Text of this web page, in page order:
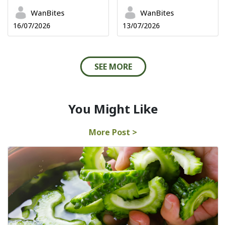
WanBites
16/07/2026
WanBites
13/07/2026
SEE MORE
You Might Like
More Post >